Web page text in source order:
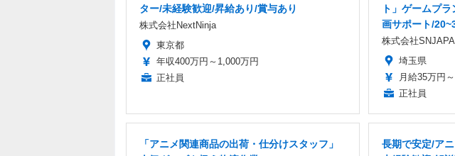
ター/未経験歓迎/昇給あり/賞与あり
株式会社NextNinja
東京都
年収400万円～1,000万円
正社員
ト」ゲームプ
画サポート/
株式会社
埼玉県
月給35万円
正社員
「アニメ関連商品の出荷・仕分けスタッフ」
長期で安定/ア